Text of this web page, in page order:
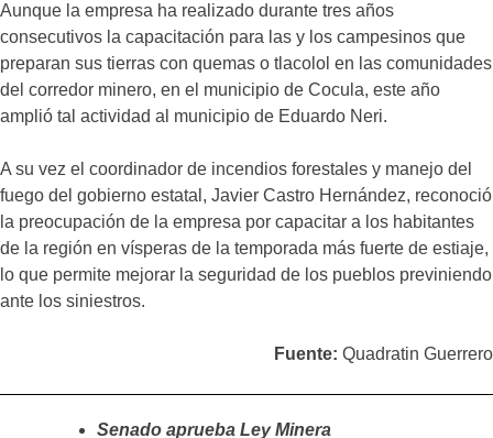
Aunque la empresa ha realizado durante tres años
consecutivos la capacitación para las y los campesinos que
preparan sus tierras con quemas o tlacolol en las comunidades
del corredor minero, en el municipio de Cocula, este año
amplió tal actividad al municipio de Eduardo Neri.
A su vez el coordinador de incendios forestales y manejo del
fuego del gobierno estatal, Javier Castro Hernández, reconoció
la preocupación de la empresa por capacitar a los habitantes
de la región en vísperas de la temporada más fuerte de estiaje,
lo que permite mejorar la seguridad de los pueblos previniendo
ante los siniestros.
Fuente: Quadratin Guerrero
Senado aprueba Ley Minera